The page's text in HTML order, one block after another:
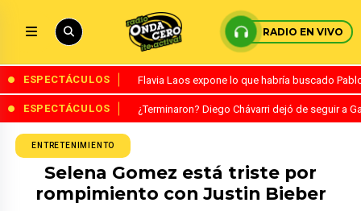
RADIO EN VIVO
ESPECTÁCULOS Flavia Laos expone lo que habría buscado
ESPECTÁCULOS ¿Terminaron? Diego Chávarri dejó de seguir a
ENTRETENIMIENTO
Selena Gomez está triste por
rompimiento con Justin Bieber